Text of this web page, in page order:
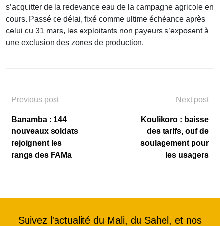
s’acquitter de la redevance eau de la campagne agricole en
cours. Passé ce délai, fixé comme ultime échéance après
celui du 31 mars, les exploitants non payeurs s’exposent à
une exclusion des zones de production.
Previous post
Banamba : 144
nouveaux soldats
rejoignent les
rangs des FAMa
Next post
Koulikoro : baisse
des tarifs, ouf de
soulagement pour
les usagers
Suivez l'actualité du Mali, du Sahel, et nos